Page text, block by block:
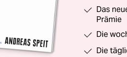
Das
Prämie
Die
Die